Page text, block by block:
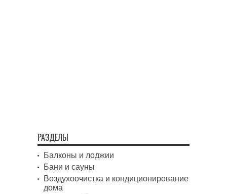
РАЗДЕЛЫ
Балконы и лоджии
Бани и сауны
Воздухоочистка и кондиционирование
дома